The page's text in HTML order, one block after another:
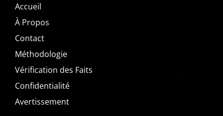
Accueil
À Propos
Contact
Méthodologie
Vérification des Faits
Confidentialité
Avertissement